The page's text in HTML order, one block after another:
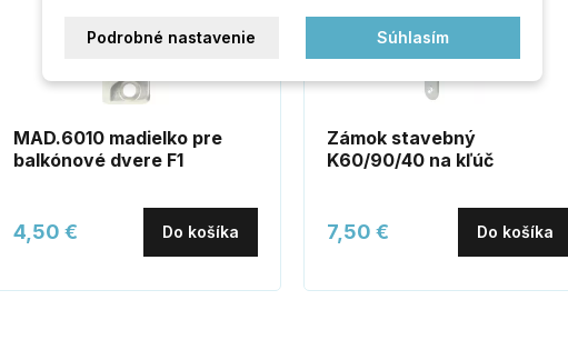
MAD.6010 madielko pre
balkónové dvere F1
4,50 € Do košíka
Zámok stavebný
K60/90/40 na kľúč
7,50 € Do košíka
Podrobné nastavenie Súhlasím